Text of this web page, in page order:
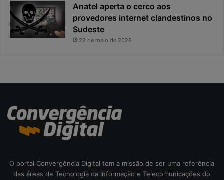
l
r
a
Anatel aperta o cerco aos
provedores internet clandestinos no
Sudeste
22 de maio de 2026
O portal Convergência Digital tem a missão de ser uma referência
das áreas de Tecnologia da Informação e Telecomunicações do